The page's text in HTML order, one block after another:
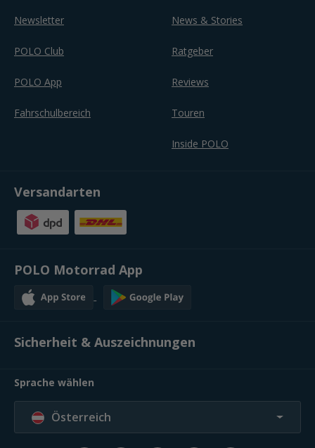
Newsletter
POLO Club
POLO App
Fahrschulbereich
News & Stories
Ratgeber
Reviews
Touren
Inside POLO
Versandarten
POLO Motorrad App
Sicherheit & Auszeichnungen
Sprache wählen
Österreich